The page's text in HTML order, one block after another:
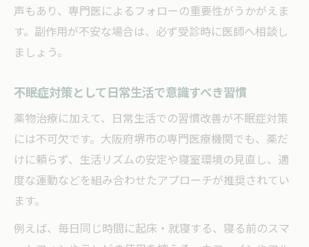
声もあり、専門医によるフォローの重要性がうかがえま
す。副作用が不安な場合は、必ず受診時に医師へ相談し
ましょう。
不眠症対策として日常生活で意識すべき習慣
薬物治療に加えて、日常生活での習慣改善が不眠症対策
には不可欠です。大阪府堺市の専門医療機関でも、薬だ
けに頼らず、生活リズムの安定や寝室環境の見直し、適
度な運動などを組み合わせたアプローチが推奨されてい
ます。
例えば、毎日同じ時間に起床・就寝する、寝る前のスマ